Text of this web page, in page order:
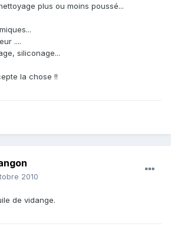
plus ou moins poussé...
....
siliconage...
la chose !!
2010
de vidange.